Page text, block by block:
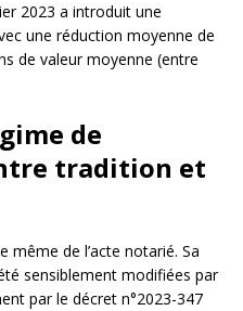
2023 a introduit une
une réduction moyenne de
de valeur moyenne (entre
de
tradition et
même de l’acte notarié. Sa
sensiblement modifiées par
par le décret n°2023-347